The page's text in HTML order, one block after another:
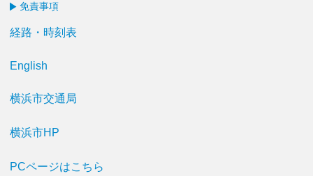
免責事項
経路・時刻表
English
横浜市交通局
横浜市HP
PCページはこちら